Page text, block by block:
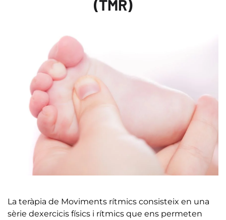
(TMR)
La teràpia de Moviments rítmics consisteix en una
sèrie dexercicis físics i rítmics que ens permeten